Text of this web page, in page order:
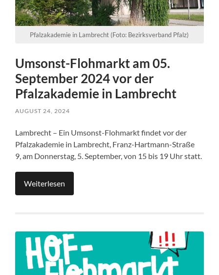
Pfalzakademie in Lambrecht (Foto: Bezirksverband Pfalz)
Umsonst-Flohmarkt am 05.
September 2024 vor der
Pfalzakademie in Lambrecht
AUGUST 24, 2024
Lambrecht – Ein Umsonst-Flohmarkt findet vor der
Pfalzakademie in Lambrecht, Franz-Hartmann-Straße
9, am Donnerstag, 5. September, von 15 bis 19 Uhr statt.
Weiterlesen